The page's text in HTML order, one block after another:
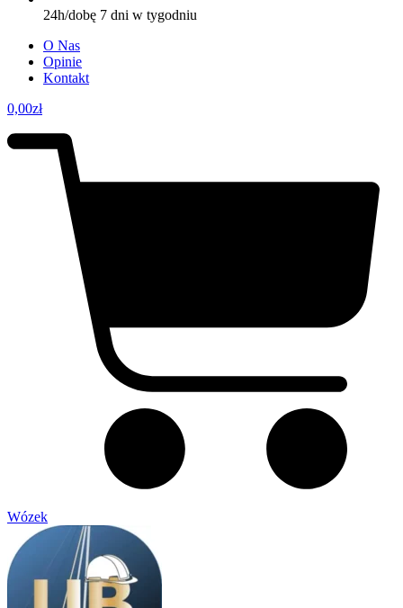
24h/dobę 7 dni w tygodniu
O Nas
Opinie
Kontakt
0,00zł
Wózek